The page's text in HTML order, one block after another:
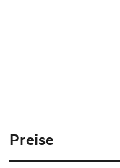
Preise